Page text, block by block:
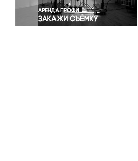
Экономика и бизнес